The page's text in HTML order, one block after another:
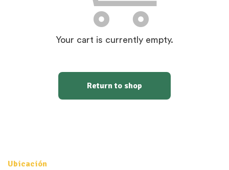
Your cart is currently empty.
Return to shop
Ubicación